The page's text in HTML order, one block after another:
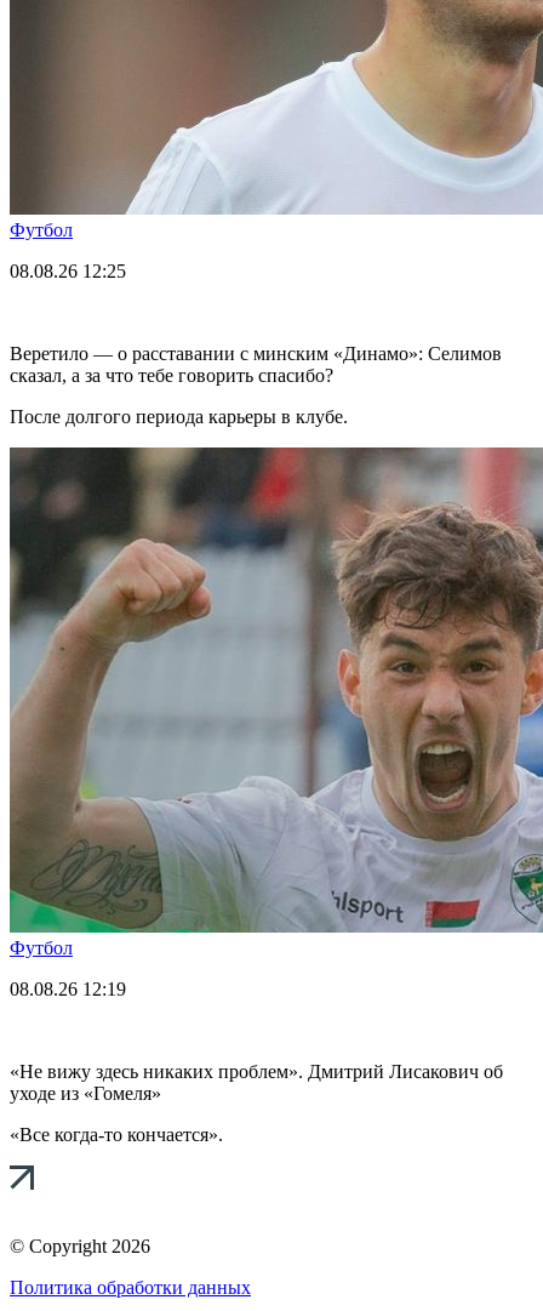
Футбол
08.08.26 12:25
Веретило — о расставании с минским «Динамо»: Селимов
сказал, а за что тебе говорить спасибо?
После долгого периода карьеры в клубе.
Футбол
08.08.26 12:19
«Не вижу здесь никаких проблем». Дмитрий Лисакович об
уходе из «Гомеля»
«Все когда-то кончается».
© Copyright 2026
Политика обработки данных